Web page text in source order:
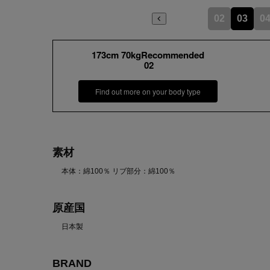
02 03 04
173cm 70kgRecommended
02
Find out more on your body type
素材
本体：綿100％ リブ部分：綿100％
原産国
日本製
BRAND